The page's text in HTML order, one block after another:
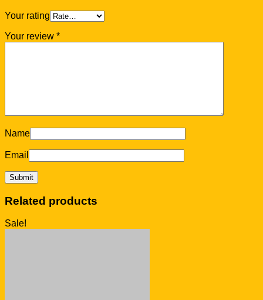
Your rating
Your review *
Name
Email
Related products
Sale!